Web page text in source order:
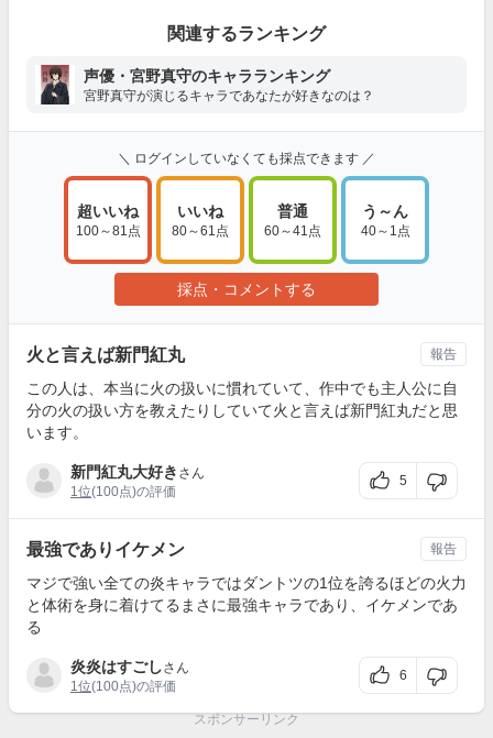
関連するランキング
声優・宮野真守のキャラランキング
宮野真守が演じるキャラであなたが好きなのは？
＼ ログインしていなくても採点できます ／
超いいね
100～81点
いいね
80～61点
普通
60～41点
う～ん
40～1点
採点・コメントする
火と言えば新門紅丸
この人は、本当に火の扱いに慣れていて、作中でも主人公に自
分の火の扱い方を教えたりしていて火と言えば新門紅丸だと思
います。
新門紅丸大好き さん
1位(100点)の評価
5
報告
最強でありイケメン
マジで強い全ての炎キャラではダントツの1位を誇るほどの火力
と体術を身に着けてるまさに最強キャラであり、イケメンであ
る
炎炎はすごしさん
1位(100点)の評価
6
報告
スポンサーリンク